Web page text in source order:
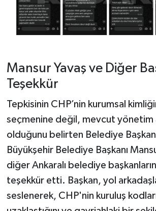
Mansur Yavaş ve Diğer
Teşekkür
Tepkisinin CHP’nin kurumsal
seçmenine değil, mevcut yönetim
olduğunu belirten Belediye
Büyükşehir Belediye Başkanı
diğer Ankaralı belediye
teşekkür etti. Başkan, yol
seslenerek, CHP'nin kuruluş